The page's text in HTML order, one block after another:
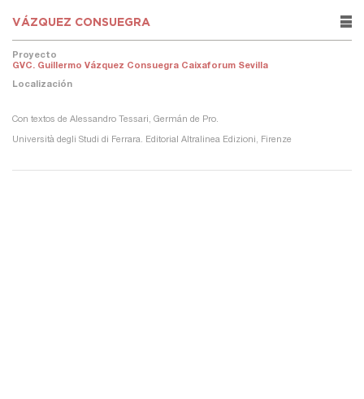
VÁZQUEZ CONSUEGRA rows
Proyecto
GVC. Guillermo Vázquez Consuegra Caixaforum Sevilla
Localización
Con textos de Alessandro Tessari, Germán de Pro.
Università degli Studi di Ferrara. Editorial Altralinea Edizioni, Firenze